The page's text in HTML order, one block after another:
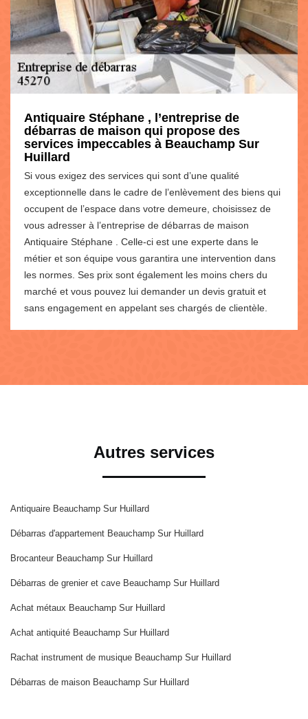
Antiquaire Stéphane , l’entreprise de
débarras de maison qui propose des
services impeccables à Beauchamp Sur
Huillard
Si vous exigez des services qui sont d’une qualité
exceptionnelle dans le cadre de l’enlèvement des biens qui
occupent de l’espace dans votre demeure, choisissez de
vous adresser à l’entreprise de débarras de maison
Antiquaire Stéphane . Celle-ci est une experte dans le
métier et son équipe vous garantira une intervention dans
les normes. Ses prix sont également les moins chers du
marché et vous pouvez lui demander un devis gratuit et
sans engagement en appelant ses chargés de clientèle.
Autres services
Antiquaire Beauchamp Sur Huillard
Débarras d'appartement Beauchamp Sur Huillard
Brocanteur Beauchamp Sur Huillard
Débarras de grenier et cave Beauchamp Sur Huillard
Achat métaux Beauchamp Sur Huillard
Achat antiquité Beauchamp Sur Huillard
Rachat instrument de musique Beauchamp Sur Huillard
Débarras de maison Beauchamp Sur Huillard